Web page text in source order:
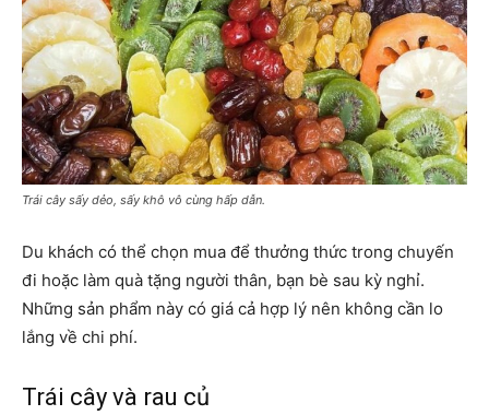
Trái cây sấy dẻo, sấy khô vô cùng hấp dẫn.
Du khách có thể chọn mua để thưởng thức trong chuyến
đi hoặc làm quà tặng người thân, bạn bè sau kỳ nghỉ.
Những sản phẩm này có giá cả hợp lý nên không cần lo
lắng về chi phí.
Trái cây và rau củ